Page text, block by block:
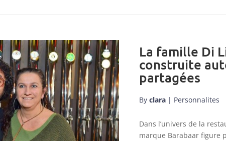
La famille Di
construite
partagées
By clara | Personnalites
Dans l’univers de la
marque Barabaar figure